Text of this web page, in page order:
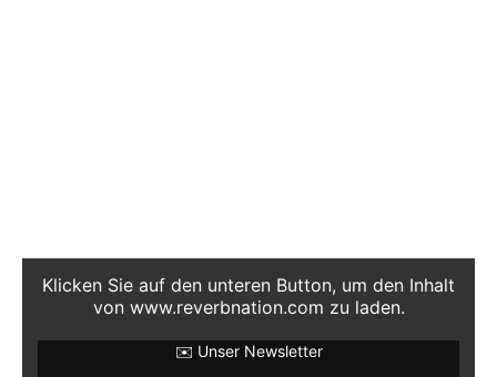
Klicken Sie auf den unteren Button, um den Inhalt
von www.reverbnation.com zu laden.
✉️ Unser Newsletter